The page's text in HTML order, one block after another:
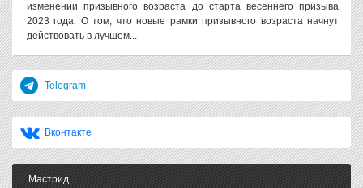
изменении призывного возраста до старта весеннего призыва
2023 года. О том, что новые рамки призывного возраста начнут
действовать в лучшем...
Telegram
Вконтакте
Мастрид